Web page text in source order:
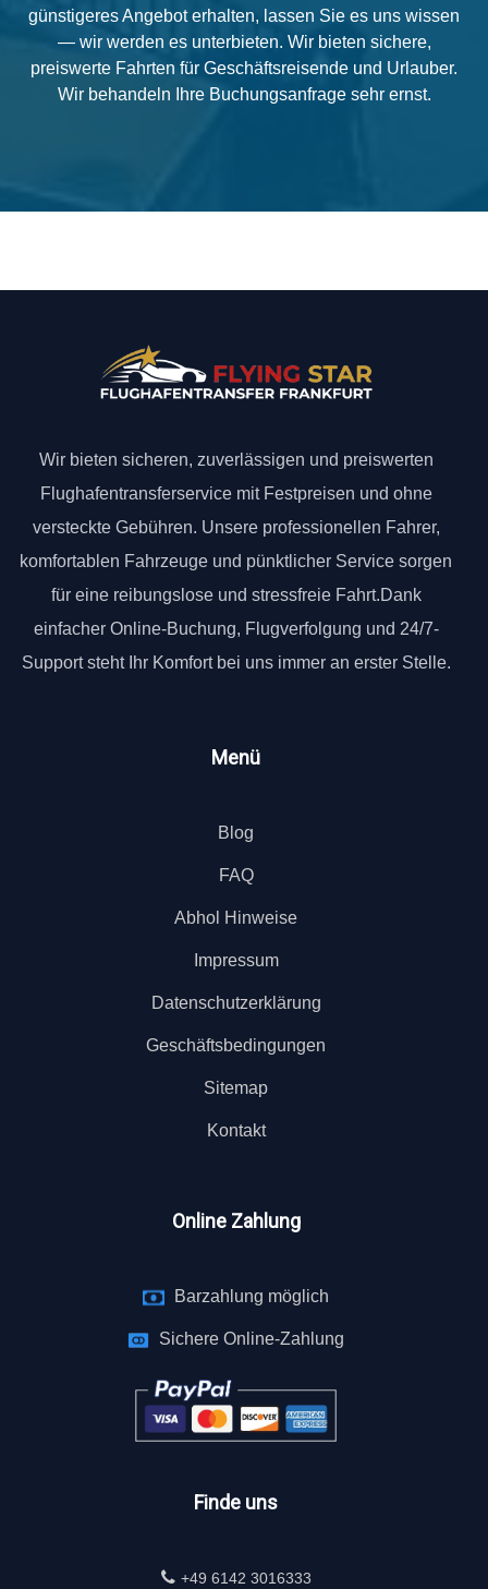
günstigeres Angebot erhalten, lassen Sie es uns wissen
— wir werden es unterbieten. Wir bieten sichere,
preiswerte Fahrten für Geschäftsreisende und Urlauber.
Wir behandeln Ihre Buchungsanfrage sehr ernst.
Wir bieten sicheren, zuverlässigen und preiswerten
Flughafentransferservice mit Festpreisen und ohne
versteckte Gebühren. Unsere professionellen Fahrer,
komfortablen Fahrzeuge und pünktlicher Service sorgen
für eine reibungslose und stressfreie Fahrt.Dank
einfacher Online-Buchung, Flugverfolgung und 24/7-
Support steht Ihr Komfort bei uns immer an erster Stelle.
Menü
Blog
FAQ
Abhol Hinweise
Impressum
Datenschutzerklärung
Geschäftsbedingungen
Sitemap
Kontakt
Online Zahlung
Barzahlung möglich
Sichere Online-Zahlung
Finde uns
+49 6142 3016333